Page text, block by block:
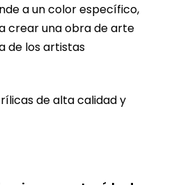
a un color específico,
crear una obra de arte
de los artistas
de alta calidad y